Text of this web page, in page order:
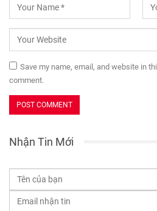
Save my name, email, and website in
comment.
Nhận Tin Mới